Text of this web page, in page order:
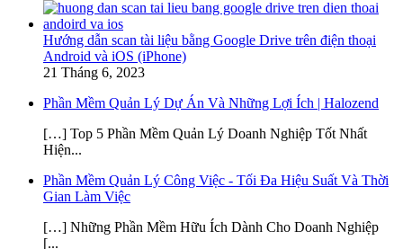
Hướng dẫn scan tài liệu bằng Google Drive trên điện thoại
Android và iOS (iPhone)
21 Tháng 6, 2023
Phần Mềm Quản Lý Dự Án Và Những Lợi Ích | Halozend
[…] Top 5 Phần Mềm Quản Lý Doanh Nghiệp Tốt Nhất
Hiện...
Phần Mềm Quản Lý Công Việc - Tối Đa Hiệu Suất Và Thời
Gian Làm Việc
[…] Những Phần Mềm Hữu Ích Dành Cho Doanh Nghiệp
[...